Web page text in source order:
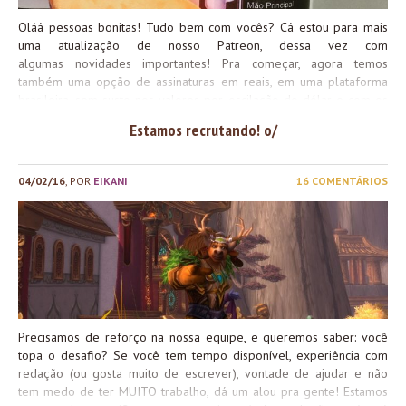
Oláá pessoas bonitas! Tudo bem com vocês? Cá estou para mais
uma atualização de nosso Patreon, dessa vez com
algumas novidades importantes! Pra começar, agora temos
também uma opção de assinaturas em reais, em uma plataforma
plataforma tem custos reduzidos comparando com outras
muito feedback de que a assinatura em dólares era intimidadora, e
difícil pelo fator cartão internacional. Agora temos, inclusive, opção
de boleto para a contribuição <3 Conheça nosso Unlock! Além
disso, nós tivemos uma pequena mudança nos perks, trocando
algumas recompensas e incluindo outras, como chibis da nossa
querida Shi e escultura em porcelana fria/biscuit feitos
exclusivamente pra você :3 Vejam só que lindezas: Outra novidade
é a...
Estamos recrutando! o/
04/02/16 , POR EIKANI 16 COMENTÁRIOS
Precisamos de reforço na nossa equipe, e queremos saber: você
topa o desafio? Se você tem tempo disponível, experiência com
redação (ou gosta muito de escrever), vontade de ajudar e não
tem medo de ter MUITO trabalho, dá um alou pra gente! Estamos